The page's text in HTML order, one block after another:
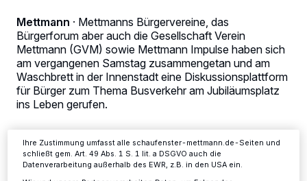
Mettmann · Mettmanns Bürgervereine, das
Bürgerforum aber auch die Gesellschaft Verein
Mettmann (GVM) sowie Mettmann Impulse haben sich
am vergangenen Samstag zusammengetan und am
Waschbrett in der Innenstadt eine Diskussionsplattform
für Bürger zum Thema Busverkehr am Jubiläumsplatz
ins Leben gerufen.
25.04.2016 , 16:58 Uhr 2 Minuten Lesezeit
Kennungen auf Ihrem Gerät zu. Durch Auswahl von OK aktivieren Sie
Tracking-Technologien für die unter „Wir und unsere Partner
verarbeiten Daten, um Ihnen Dienste bereitzustellen“ aufgeführten
Zwecke. Wenn Tracker deaktiviert sind, sind manche Inhalte und
Anzeigen möglicherweise nicht mehr so relevant für Sie. Sie können
dieses Menü jederzeit wieder aufrufen, um Ihre Einstellungen zu
ändern oder Ihre Einwilligung zu widerrufen, indem Sie auf den Link
Einstellungen oder Ablehnen am unteren Rand der Webseite klicken.
Ihre Zustimmung umfasst alle schaufenster-mettmann.de-Seiten und
schließt gem. Art. 49 Abs. 1 S. 1 lit. a DSGVO auch die
Datenverarbeitung außerhalb des EWR, z.B. in den USA ein.